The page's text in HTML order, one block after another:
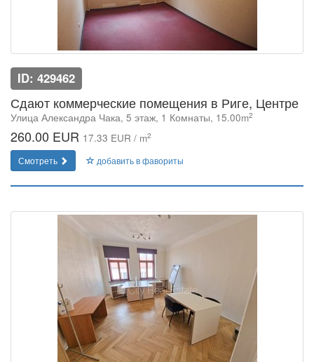
ID: 429462
Сдают коммерческие помещения в Риге, Центре
Улица Александра Чака, 5 этаж, 1 Комнаты, 15.00m2
260.00 EUR 17.33 EUR / m2
Смотреть добавить в фавориты